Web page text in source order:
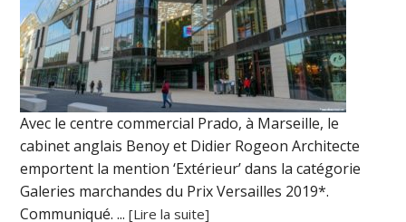
Avec le centre commercial Prado, à Marseille, le
cabinet anglais Benoy et Didier Rogeon Architecte
emportent la mention ‘Extérieur’ dans la catégorie
Galeries marchandes du Prix Versailles 2019*.
Communiqué. ...[Lire la suite]